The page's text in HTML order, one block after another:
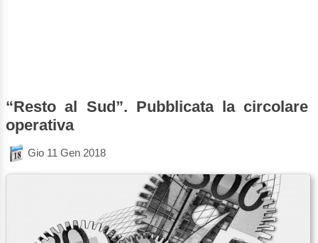
“Resto al Sud”. Pubblicata la circolare
operativa
Gio 11 Gen 2018